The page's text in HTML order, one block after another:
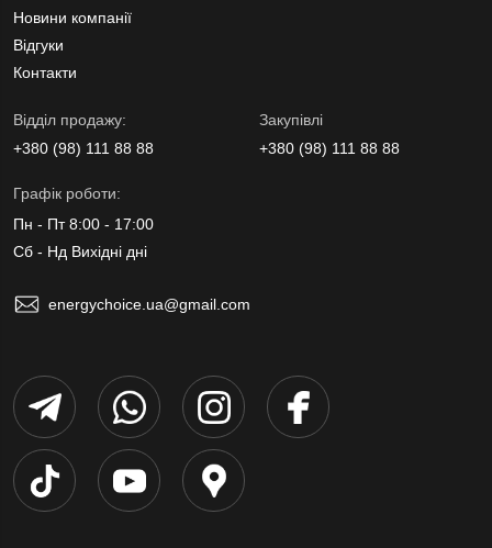
Новини компанії
Відгуки
Контакти
Вiддiл продажу:
+380 (98) 111 88 88
Закупівлі
+380 (98) 111 88 88
Графік роботи:
Пн - Пт 8:00 - 17:00
Сб - Нд Вихідні дні
energychoice.ua@gmail.com